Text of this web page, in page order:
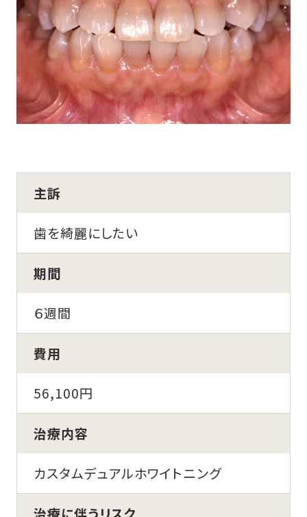
主訴
歯を綺麗にしたい
期間
６週間
費用
56,100円
治療内容
カスタムデュアルホワイトニング
治療に伴うリスク